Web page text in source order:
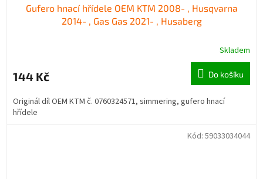
Gufero hnací hřídele OEM KTM 2008- , Husqvarna
2014- , Gas Gas 2021- , Husaberg
Skladem
144 Kč Do košíku
Originál díl OEM KTM č. 0760324571, simmering, gufero hnací
hřídele
Kód: 59033034044